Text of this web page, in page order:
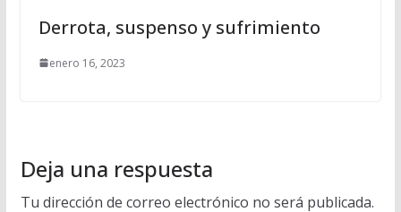
Derrota, suspenso y sufrimiento
enero 16, 2023
Deja una respuesta
Tu dirección de correo electrónico no será publicada.